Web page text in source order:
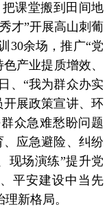
把课堂搬到田间地
才”开展高山刺葡
30余场，推广“党
产业提质增效、
、“我为群众办实
展政策宣讲、环
众急难愁盼问题
、应急避险、纠纷
现场演练”提升党
平安建设中当先
新格局。